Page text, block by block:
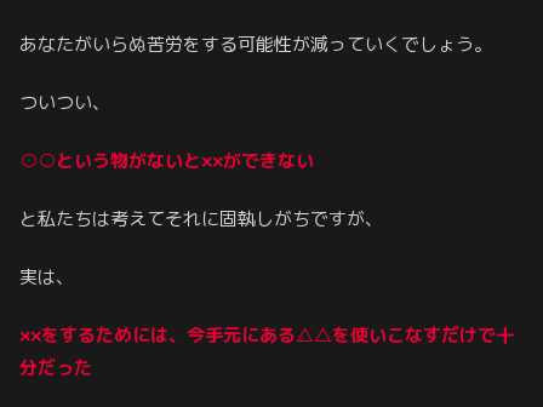
あなたがいらぬ苦労をする可能性が減っていくでしょう。
ついつい、
○○という物がないと××ができない
と私たちは考えてそれに固執しがちですが、
実は、
××をするためには、今手元にある△△を使いこなすだけで十
分だった